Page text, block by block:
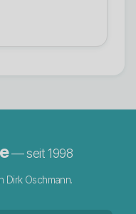
— seit 1998
Dirk Oschmann.